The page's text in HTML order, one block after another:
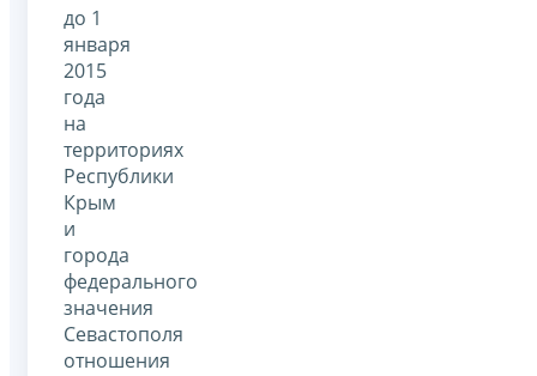
до 1
января
2015
года
на
территориях
Республики
Крым
и
города
федерального
значения
Севастополя
отношения